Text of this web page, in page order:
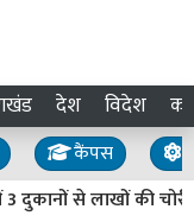
देश विदेश
कैंपस
से लाखों की चोरी,